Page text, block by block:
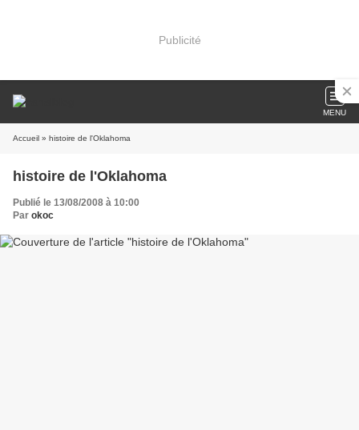
Publicité
MENU
Accueil » histoire de l'Oklahoma
histoire de l'Oklahoma
Publié le 13/08/2008 à 10:00
Par okoc